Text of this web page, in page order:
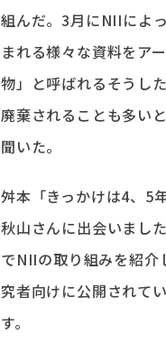
組んだ。3月にNIIによ
まれる様々な資料をア
物」と呼ばれるそうし
廃棄されることも多い
聞いた。
舛本「きっかけは4、5
秋山さんに出会いまし
でNIIの取り組みを紹介
究者向けに公開されて
す。